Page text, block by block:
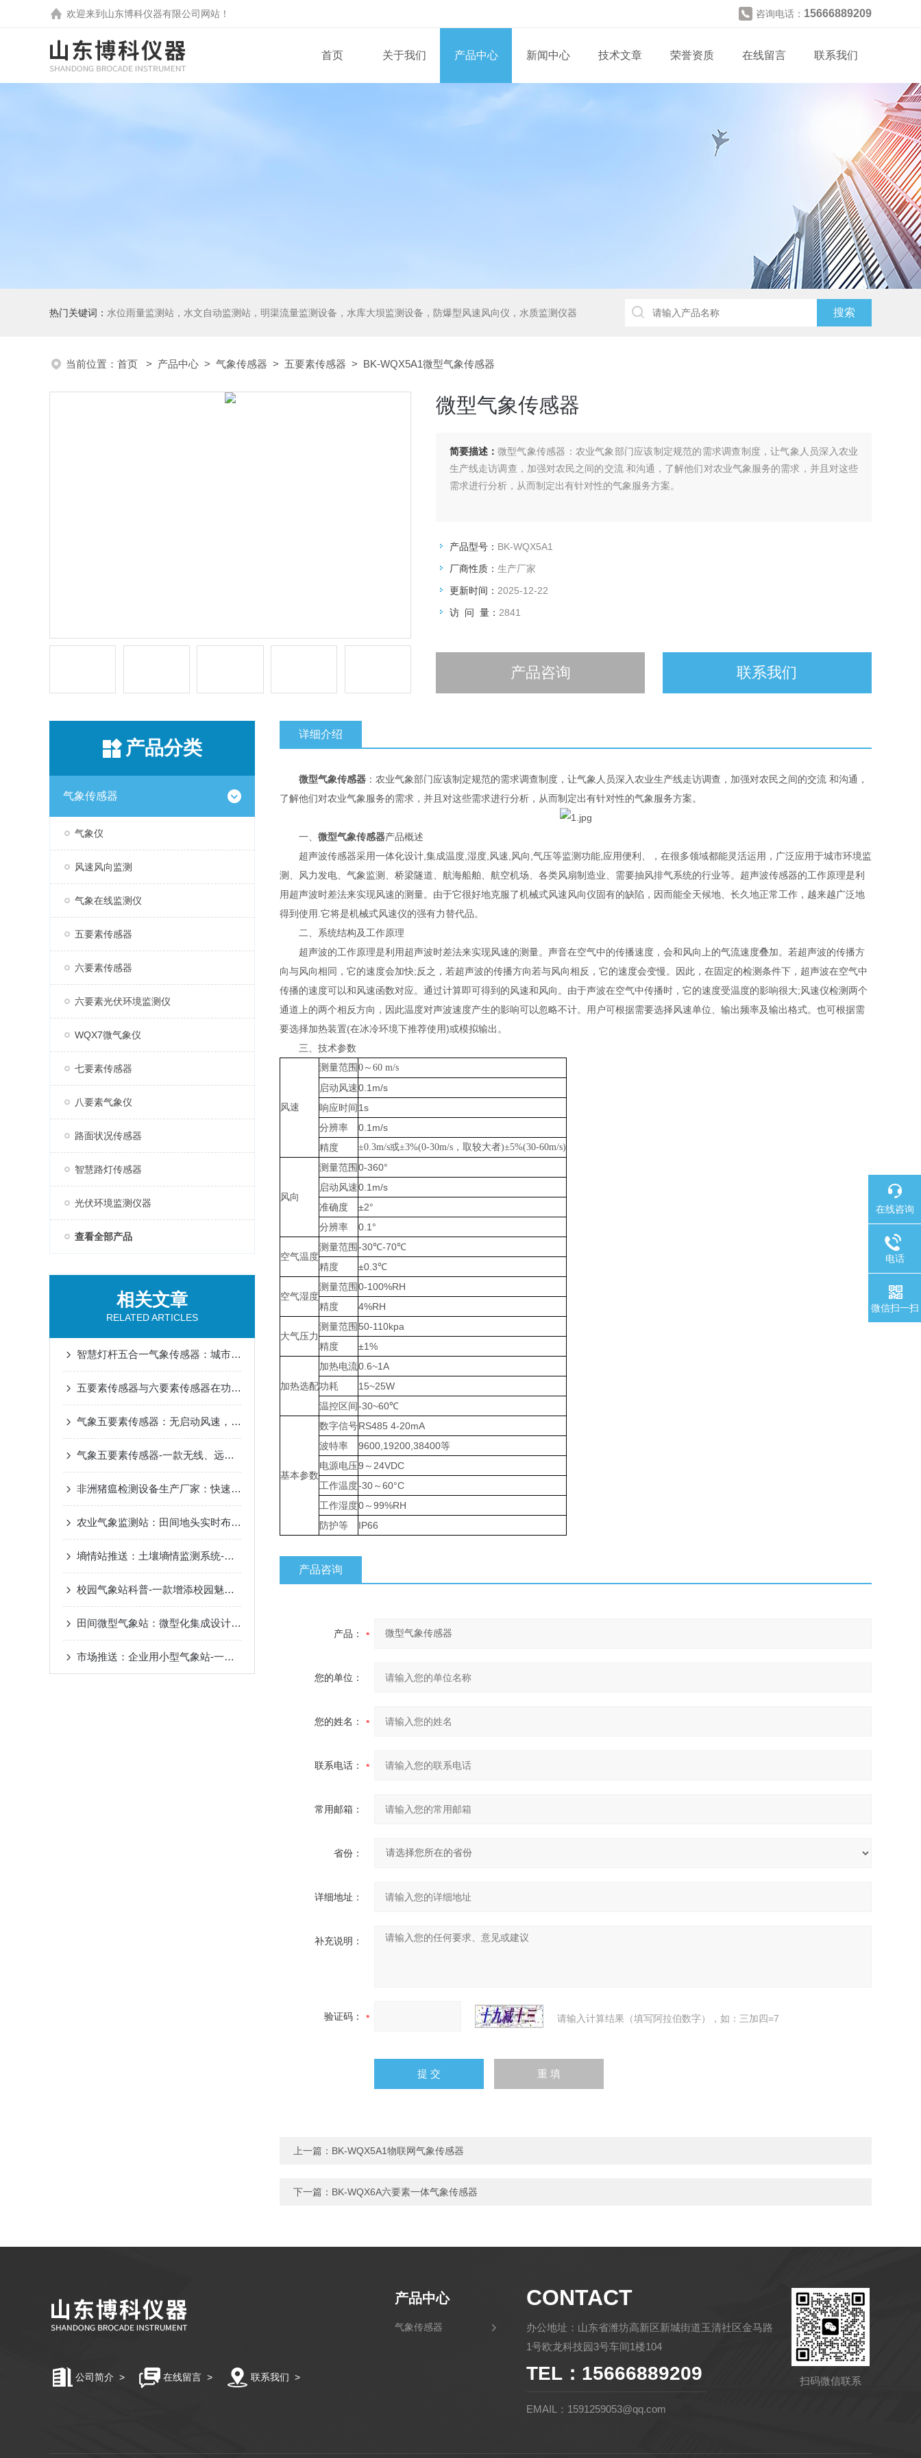
欢迎来到 山东博科仪器有限公司 网站！ 咨询电话： 15666889209
首页 关于我们 产品中心 新闻中心 技术文章 荣誉资质 在线留言 联系我们
热门关键词： 水位雨量监测站，水文自动监测站，明渠流量监测设备，水库大坝监测设备，防爆型风速风向仪，水质监测仪器
当前位置： 首页 > 产品中心 > 气象传感器 > 五要素传感器 > BK-WQX5A1微型气象传感器
微型气象传感器
简要描述： 微型气象传感器：农业气象部门应该制定规范的需求调查制度，让气象人员深入农业
生产线走访调查，加强对农民之间的交流 和沟通，了解他们对农业气象服务的需求，并且对这些
需求进行分析，从而制定出有针对性的气象服务方案。
产品型号： BK-WQX5A1
厂商性质： 生产厂家
更新时间： 2025-12-22
访 问 量： 2841
产品咨询 联系我们
产品分类
气象传感器
气象仪
风速风向监测
气象在线监测仪
五要素传感器
六要素传感器
六要素光伏环境监测仪
WQX7微气象仪
七要素传感器
八要素气象仪
路面状况传感器
智慧路灯传感器
光伏环境监测仪器
查看全部产品
相关文章
RELATED ARTICLES
智慧灯杆五合一气象传感器：城市微气候监测，一杆多用布局
五要素传感器与六要素传感器在功能上的主要差异是什么?
气象五要素传感器：无启动风速，响应速度快，实时数据采集
气象五要素传感器-一款无线、远程的气象传感器设备
非洲猪瘟检测设备生产厂家：快速出结果，养殖场疫病防控设备
农业气象监测站：田间地头实时布控，助力农业防灾减灾
墒情站推送：土壤墒情监测系统-土壤含水量2023年包邮全+境+派+送
校园气象站科普-一款增添校园魅力的学校气象站设备
田间微型气象站：微型化集成设计，实现田间气候高密度网格化监测
市场推送：企业用小型气象站-一款重中之重的气象站2023厂家包邮
详细介绍
微型气象传感器 ：农业气象部门应该制定规范的需求调查制度，让气象人员深入农业生产线走访调查，加强对农民之间的交流 和沟通，
了解他们对农业气象服务的需求，并且对这些需求进行分析，从而制定出有针对性的气象服务方案。
一、 微型气象传感器产品概述
超声波传感器采用一体化设计,集成温度,湿度,风速,风向,气压等监测功能,应用便利、，在很多领域都能灵活运用，广泛应用于城市环境监
测、风力发电、气象监测、桥梁隧道、航海船舶、航空机场、各类风扇制造业、需要抽风排气系统的行业等。超声波传感器的工作原理是利
用超声波时差法来实现风速的测量。由于它很好地克服了机械式风速风向仪固有的缺陷，因而能全天候地、长久地正常工作，越来越广泛地
得到使用.它将是机械式风速仪的强有力替代品。
二、系统结构及工作原理
超声波的工作原理是利用超声波时差法来实现风速的测量。声音在空气中的传播速度，会和风向上的气流速度叠加。若超声波的传播方
向与风向相同，它的速度会加快;反之，若超声波的传播方向若与风向相反，它的速度会变慢。因此，在固定的检测条件下，超声波在空气中
传播的速度可以和风速函数对应。通过计算即可得到的风速和风向。由于声波在空气中传播时，它的速度受温度的影响很大;风速仪检测两个
通道上的两个相反方向，因此温度对声波速度产生的影响可以忽略不计。用户可根据需要选择风速单位、输出频率及输出格式。也可根据需
要选择加热装置(在冰冷环境下推荐使用)或模拟输出。
三、技术参数
风速
测量范围 0～60 m/s
启动风速0.1m/s
响应时间1s
分辨率
0.1m/s
精度
±0.3m/s或±3%(0-30m/s，取较大者)±5%(30-60m/s)
风向
测量范围0-360°
启动风速0.1m/s
准确度
±2°
分辨率
0.1°
空气温度
测量范围-30℃-70℃
精度
±0.3℃
空气湿度
测量范围0-100%RH
精度
4%RH
大气压力
测量范围50-110kpa
精度
±1%
加热选配
加热电流0.6~1A
功耗
15~25W
温控区间-30~60℃
基本参数
数字信号RS485 4-20mA
波特率
9600,19200,38400等
电源电压9～24VDC
工作温度-30～60°C
工作湿度0～99%RH
防护等
IP66
产品咨询
产品：
您的单位：
您的姓名：
联系电话：
常用邮箱：
省份：
详细地址：
补充说明：
验证码： 请输入计算结果（填写阿拉伯数字），如：三加四=7
上一篇： BK-WQX5A1物联网气象传感器
下一篇： BK-WQX6A六要素一体气象传感器
公司简介 > 在线留言 > 联系我们 >
产品中心
气象传感器
CONTACT
办公地址：山东省潍坊高新区新城街道玉清社区金马路
1号欧龙科技园3号车间1楼104
TEL：15666889209
EMAIL：1591259053@qq.com
扫码微信联系
在线咨询
电话
微信扫一扫